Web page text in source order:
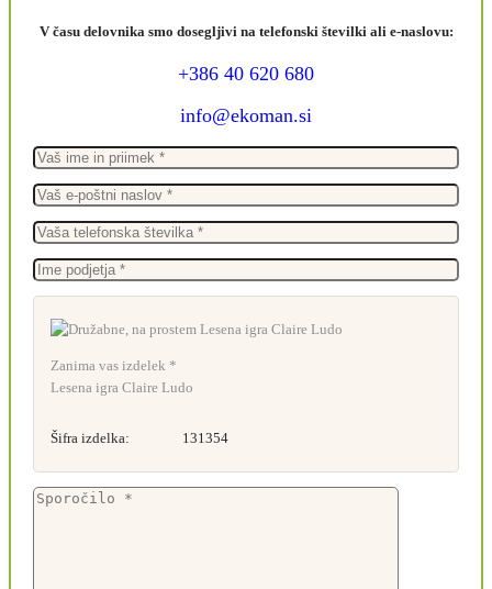
V času delovnika smo dosegljivi na telefonski številki ali e-naslovu:
+386 40 620 680
info@ekoman.si
Zanima vas izdelek *
Lesena igra Claire Ludo
Šifra izdelka: 131354